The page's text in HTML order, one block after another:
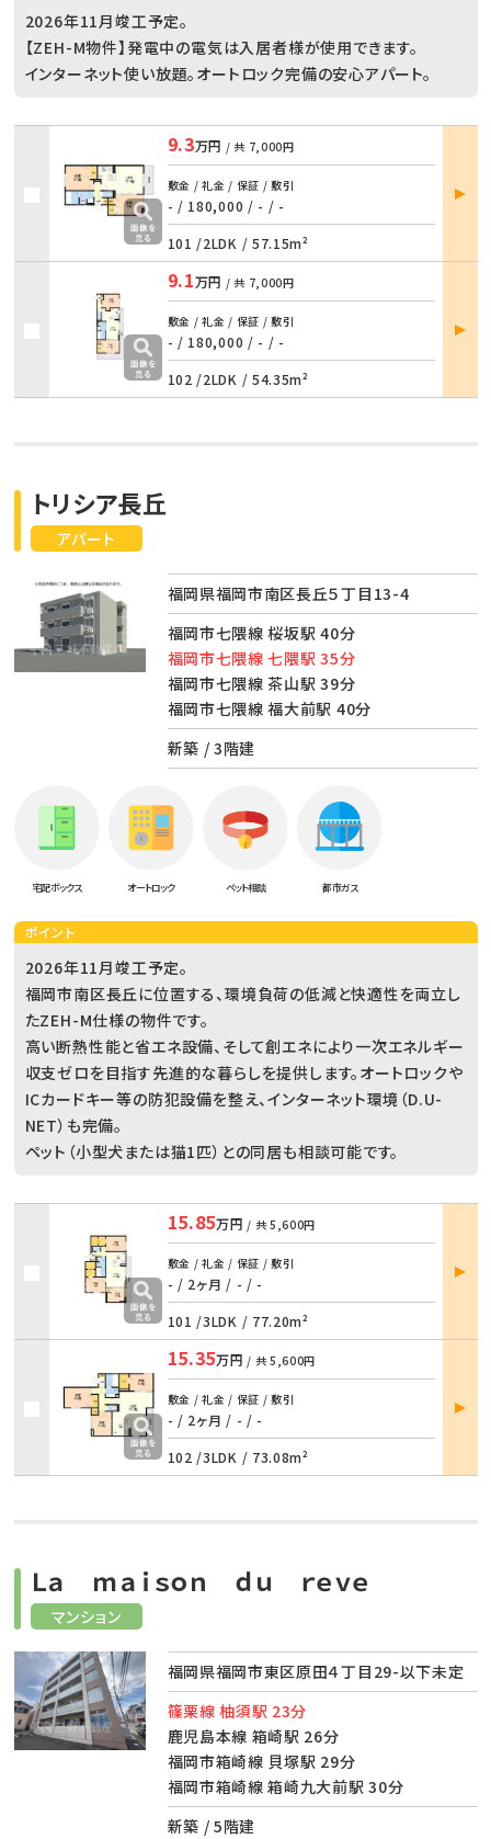
2026年11月竣工予定。
【ZEH-M物件】発電中の電気は入居者様が使用できます。
インターネット使い放題。オートロック完備の安心アパート。
9.3万円 / 共 7,000円
敷金 / 礼金 / 保証 / 敷引
- / 180,000 / - / -
101 /2LDK / 57.15m²
部屋
詳細
9.1万円 / 共 7,000円
敷金 / 礼金 / 保証 / 敷引
- / 180,000 / - / -
102 /2LDK / 54.35m²
部屋
詳細
アパート
トリシア長丘
福岡県福岡市南区長丘５丁目13-4
福岡市七隈線 桜坂駅 40分
福岡市七隈線 七隈駅 35分
福岡市七隈線 茶山駅 39分
福岡市七隈線 福大前駅 40分
新築 / 3階建
宅配ボックス オートロック ペット相談 都市ガス
ポイント
2026年11月竣工予定。
福岡市南区長丘に位置する、環境負荷の低減と快適性を両立し
たZEH-M仕様の物件です。
高い断熱性能と省エネ設備、そして創エネにより一次エネルギー
収支ゼロを目指す先進的な暮らしを提供します。オートロックや
ICカードキー等の防犯設備を整え、インターネット環境（D.U-
NET）も完備。
ペット（小型犬または猫1匹）との同居も相談可能です。
15.85万円 / 共5,600円
敷金 / 礼金 / 保証 / 敷引
- / 2ヶ月 / - / -
101 /3LDK / 77.20m²
部屋
詳細
15.35万円 / 共5,600円
敷金 / 礼金 / 保証 / 敷引
- / 2ヶ月 / - / -
102 /3LDK / 73.08m²
部屋
詳細
マンション
Ｌａ ｍａｉｓｏｎ ｄｕ ｒｅｖｅ
福岡県福岡市東区原田４丁目29-以下未定
篠栗線 柚須駅 23分
鹿児島本線 箱崎駅 26分
福岡市箱崎線 貝塚駅 29分
福岡市箱崎線 箱崎九大前駅 30分
新築 / 5階建